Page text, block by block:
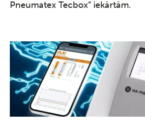
Pneumatex Tecbox” iekārtām.